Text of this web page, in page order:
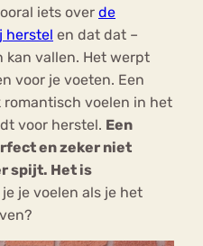
iets over de
herstel en dat dat –
kan vallen. Het werpt
voor je voeten. Een
voelen in het
voor herstel. Een
en zeker niet
spijt. Het is
je je voelen als je het